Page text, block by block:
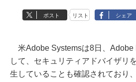
ポスト リスト シェア
米Adobe Systemsは8日、Adobe
して、セキュリティアドバイザリ
生していることも確認されており